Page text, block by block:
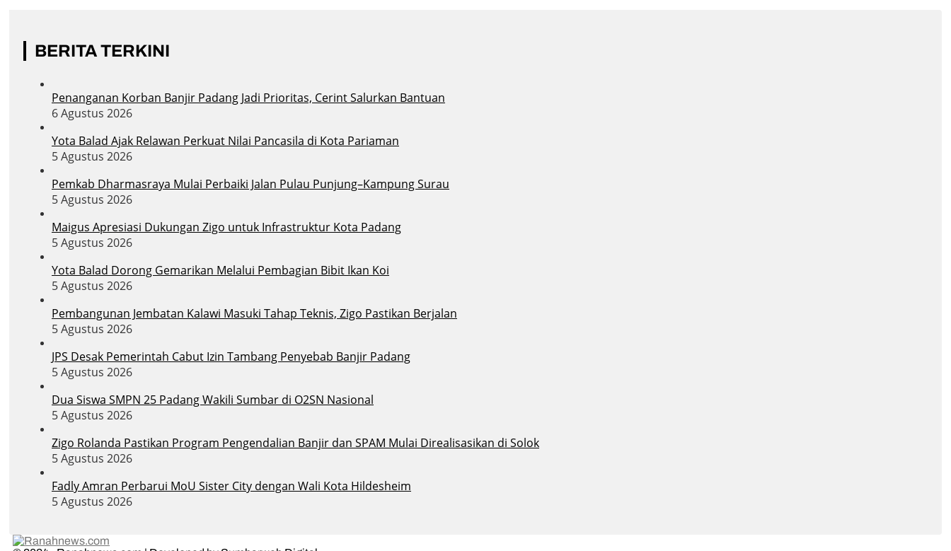
BERITA TERKINI
Penanganan Korban Banjir Padang Jadi Prioritas, Cerint Salurkan Bantuan
6 Agustus 2026
Yota Balad Ajak Relawan Perkuat Nilai Pancasila di Kota Pariaman
5 Agustus 2026
Pemkab Dharmasraya Mulai Perbaiki Jalan Pulau Punjung–Kampung Surau
5 Agustus 2026
Maigus Apresiasi Dukungan Zigo untuk Infrastruktur Kota Padang
5 Agustus 2026
Yota Balad Dorong Gemarikan Melalui Pembagian Bibit Ikan Koi
5 Agustus 2026
Pembangunan Jembatan Kalawi Masuki Tahap Teknis, Zigo Pastikan Berjalan
5 Agustus 2026
JPS Desak Pemerintah Cabut Izin Tambang Penyebab Banjir Padang
5 Agustus 2026
Dua Siswa SMPN 25 Padang Wakili Sumbar di O2SN Nasional
5 Agustus 2026
Zigo Rolanda Pastikan Program Pengendalian Banjir dan SPAM Mulai Direalisasikan di Solok
5 Agustus 2026
Fadly Amran Perbarui MoU Sister City dengan Wali Kota Hildesheim
5 Agustus 2026